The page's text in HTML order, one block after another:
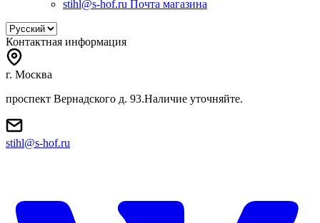
stihl@s-hof.ru Почта магазина
Контактная информация
г. Москва
проспект Вернадского д. 93.Наличие уточняйте.
stihl@s-hof.ru